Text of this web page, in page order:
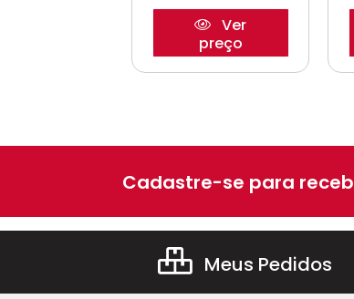
Ver
preço
Cadastre-se para
Meus Pedidos